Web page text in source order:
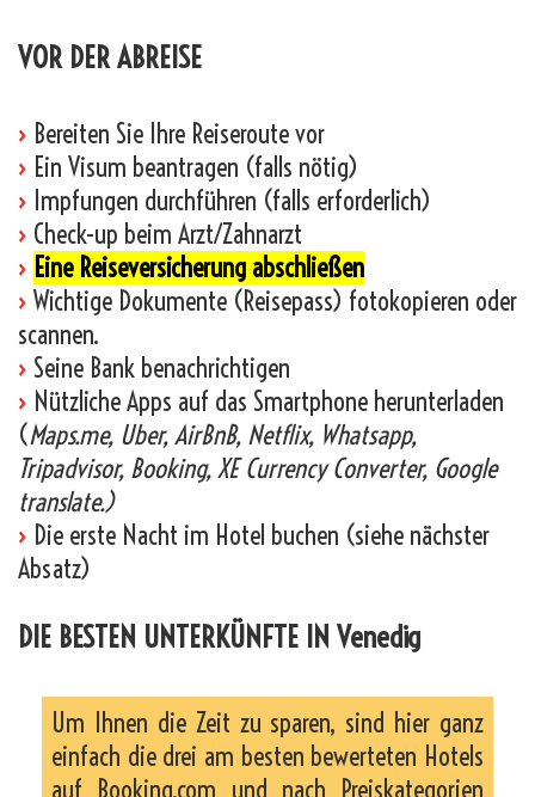
VOR DER ABREISE
› Bereiten Sie Ihre Reiseroute vor
› Ein Visum beantragen (falls nötig)
› Impfungen durchführen (falls erforderlich)
› Check-up beim Arzt/Zahnarzt
› Eine Reiseversicherung abschließen
› Wichtige Dokumente (Reisepass) fotokopieren oder
scannen.
› Seine Bank benachrichtigen
› Nützliche Apps auf das Smartphone herunterladen
(Maps.me, Uber, AirBnB, Netflix, Whatsapp,
Tripadvisor, Booking, XE Currency Converter, Google
translate.)
› Die erste Nacht im Hotel buchen (siehe nächster
Absatz)
DIE BESTEN UNTERKÜNFTE IN Venedig
Um Ihnen die Zeit zu sparen, sind hier ganz
einfach die drei am besten bewerteten Hotels
auf Booking.com und nach Preiskategorien